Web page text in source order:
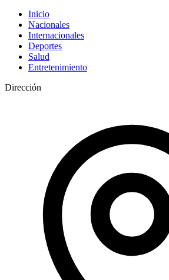
Inicio
Nacionales
Internacionales
Deportes
Salud
Entretenimiento
Dirección